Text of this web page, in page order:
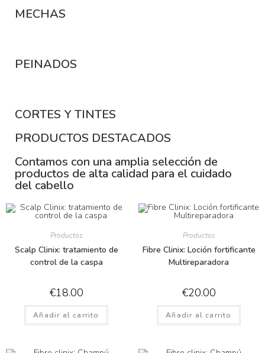
MECHAS
PEINADOS
CORTES Y TINTES
PRODUCTOS DESTACADOS
Contamos con una amplia selección de
productos de alta calidad para el cuidado
del cabello
Productos
Scalp Clinix: tratamiento de
control de la caspa
€18.00
Añadir al carrito
Productos
Fibre Clinix: Loción fortificante
Multireparadora
€20.00
Añadir al carrito